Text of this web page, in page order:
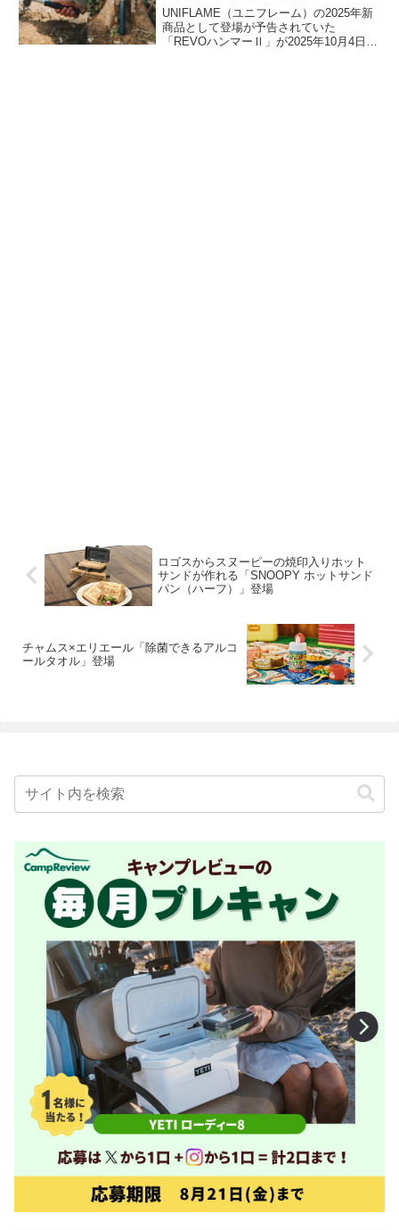
UNIFLAME（ユニフレーム）の2025年新
商品として登場が予告されていた
「REVOハンマーⅡ」が2025年10月4日に
ロゴスからスヌーピーの焼印入りホット
サンドが作れる「SNOOPY ホットサンド
パン（ハーフ）」登場
チャムス×エリエール「除菌できるアルコ
ールタオル」登場